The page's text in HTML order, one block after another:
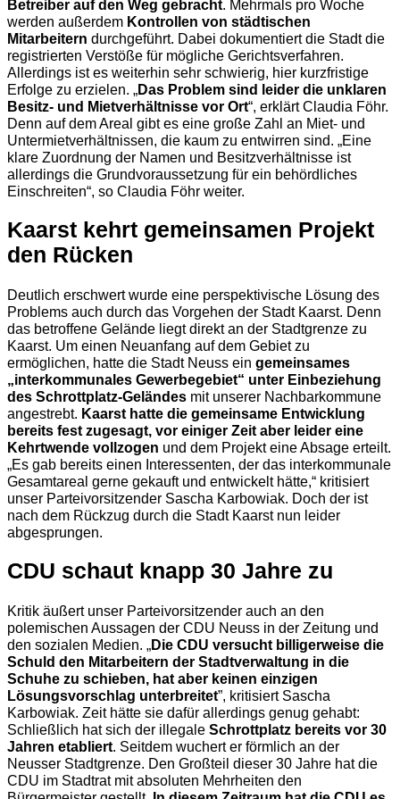
Betreiber auf den Weg gebracht. Mehrmals pro Woche
werden außerdem Kontrollen von städtischen
Mitarbeitern durchgeführt. Dabei dokumentiert die Stadt die
registrierten Verstöße für mögliche Gerichtsverfahren.
Allerdings ist es weiterhin sehr schwierig, hier kurzfristige
Erfolge zu erzielen. „Das Problem sind leider die unklaren
Besitz- und Mietverhältnisse vor Ort“, erklärt Claudia Föhr.
Denn auf dem Areal gibt es eine große Zahl an Miet- und
Untermietverhältnissen, die kaum zu entwirren sind. „Eine
klare Zuordnung der Namen und Besitzverhältnisse ist
allerdings die Grundvoraussetzung für ein behördliches
Einschreiten“, so Claudia Föhr weiter.
Kaarst kehrt gemeinsamen Projekt
den Rücken
Deutlich erschwert wurde eine perspektivische Lösung des
Problems auch durch das Vorgehen der Stadt Kaarst. Denn
das betroffene Gelände liegt direkt an der Stadtgrenze zu
Kaarst. Um einen Neuanfang auf dem Gebiet zu
ermöglichen, hatte die Stadt Neuss ein gemeinsames
„interkommunales Gewerbegebiet“ unter Einbeziehung
des Schrottplatz-Geländes mit unserer Nachbarkommune
angestrebt. Kaarst hatte die gemeinsame Entwicklung
bereits fest zugesagt, vor einiger Zeit aber leider eine
Kehrtwende vollzogen und dem Projekt eine Absage erteilt.
„Es gab bereits einen Interessenten, der das interkommunale
Gesamtareal gerne gekauft und entwickelt hätte,“ kritisiert
unser Parteivorsitzender Sascha Karbowiak. Doch der ist
nach dem Rückzug durch die Stadt Kaarst nun leider
abgesprungen.
CDU schaut knapp 30 Jahre zu
Kritik äußert unser Parteivorsitzender auch an den
polemischen Aussagen der CDU Neuss in der Zeitung und
den sozialen Medien. „ Die CDU versucht billigerweise die
Schuld den Mitarbeitern der Stadtverwaltung in die
Schuhe zu schieben, hat aber keinen einzigen
Lösungsvorschlag unterbreitet”, kritisiert Sascha
Karbowiak. Zeit hätte sie dafür allerdings genug gehabt:
Schließlich hat sich der illegale Schrottplatz bereits vor 30
Jahren etabliert . Seitdem wuchert er förmlich an der
Neusser Stadtgrenze. Den Großteil dieser 30 Jahre hat die
CDU im Stadtrat mit absoluten Mehrheiten den